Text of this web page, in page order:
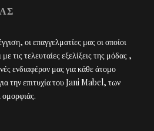
οι επαγγελματίες μας οι οποίοι
τις τελευταίες εξελίξεις της μόδας ,
ενδιαφέρον μας για κάθε άτομο
την επιτυχία του Jani Mabel, των
ομορφιάς.